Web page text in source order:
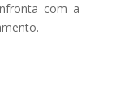
com a